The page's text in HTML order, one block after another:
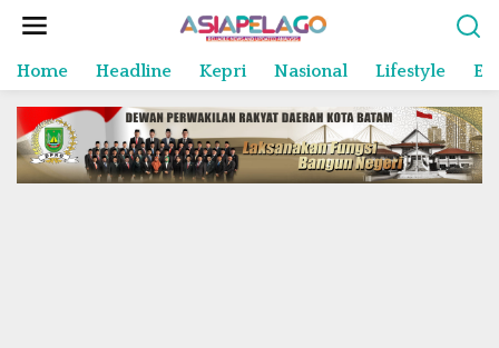
Home Headline Kepri Nasional Lifestyle